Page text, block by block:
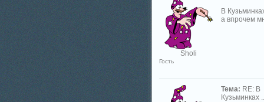
Sholi
Гость
В
а впрочем
Тема: RE: В
Кузьминках